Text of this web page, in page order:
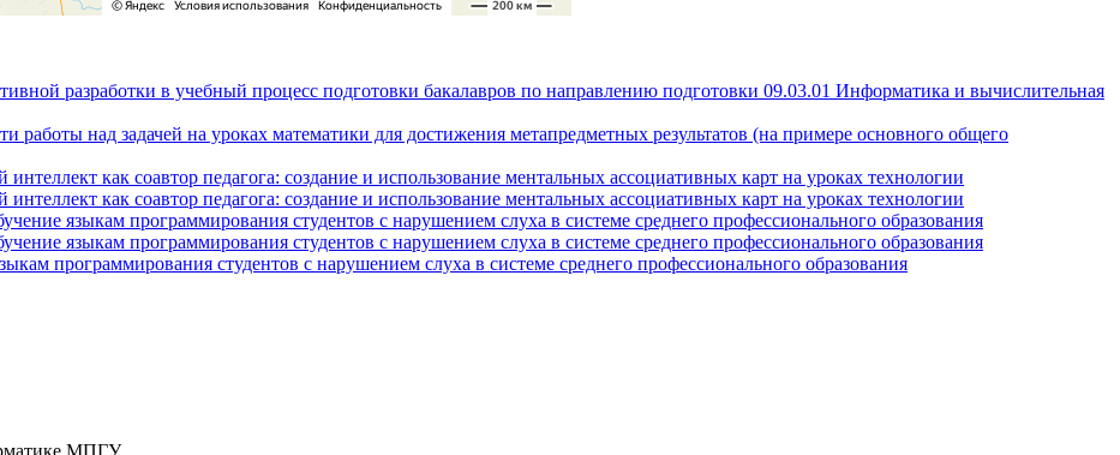
разработки в учебный процесс подготовки бакалавров по направлению подготовки 09.03.01 Информатика и вычислительная
работы над задачей на уроках математики для достижения метапредметных результатов (на примере основного общего
как соавтор педагога: создание и использование ментальных ассоциативных карт на уроках технологии
как соавтор педагога: создание и использование ментальных ассоциативных карт на уроках технологии
языкам программирования студентов с нарушением слуха в системе среднего профессионального образования
языкам программирования студентов с нарушением слуха в системе среднего профессионального образования
программирования студентов с нарушением слуха в системе среднего профессионального образования